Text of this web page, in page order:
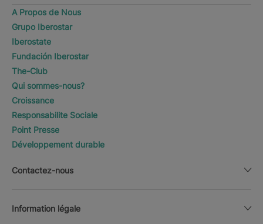
A Propos de Nous
Grupo Iberostar
Iberostate
Fundación Iberostar
The-Club
Qui sommes-nous?
Croissance
Responsabilite Sociale
Point Presse
Développement durable
Contactez-nous
Information légale